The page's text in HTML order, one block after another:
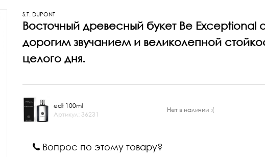
S.T. DUPONT
Восточный древесный букет Be Exceptional
дорогим звучанием и великолепной
целого дня.
edt 100ml
Артикул: 36231
Нет в наличии :(
Вопрос по этому товару?